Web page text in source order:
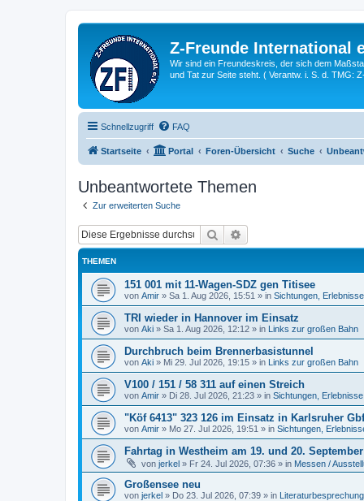
Z-Freunde International
Wir sind ein Freundeskreis, der sich dem
und Tat zur Seite steht. ( Verantw. i. S. d. TMG:
Schnellzugriff FAQ
Startseite Portal Foren-Übersicht Suche
Unbeantwortete Themen
Zur erweiterten Suche
Suche
THEMEN
151 001 mit 11-Wagen-SDZ gen Titisee
von Amir » Sa 1. Aug 2026, 15:51 » in Sichtungen,
TRI wieder in Hannover im Einsatz
von Aki » Sa 1. Aug 2026, 12:12 » in Links zur großen Bahn
Durchbruch beim Brennerbasistunnel
von Aki » Mi 29. Jul 2026, 19:15 » in Links zur großen Bahn
V100 / 151 / 58 311 auf einen Streich
von Amir » Di 28. Jul 2026, 21:23 » in Sichtungen,
"Köf 6413" 323 126 im Einsatz in Karlsruher Gbf
von Amir » Mo 27. Jul 2026, 19:51 » in Sichtungen,
Fahrtag in Westheim am 19. und 20. September
von jerkel » Fr 24. Jul 2026, 07:36 » in Messen /
Großensee neu
von jerkel » Do 23. Jul 2026, 07:39 » in